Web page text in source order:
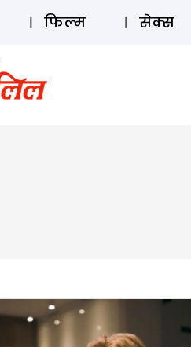
फिल्म सेक्स